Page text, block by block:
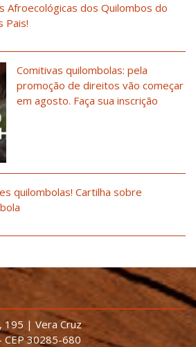
Afroecológicas dos Quilombos do
Pais!
Comitivas quilombolas: pela
promoção de direitos vão começar
em agosto. Faça sua inscrição
quilombolas! Cartilha sobre
195 | Vera Cruz
30285-680